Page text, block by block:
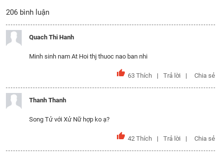
206 bình luận
Quach Thi Hanh
Minh sinh nam At Hoi thj thuoc nao ban nhi
63 Thích Trả lời Chia sẻ
Thanh Thanh
Song Tử với Xử Nữ hợp ko ạ?
42 Thích Trả lời Chia sẻ